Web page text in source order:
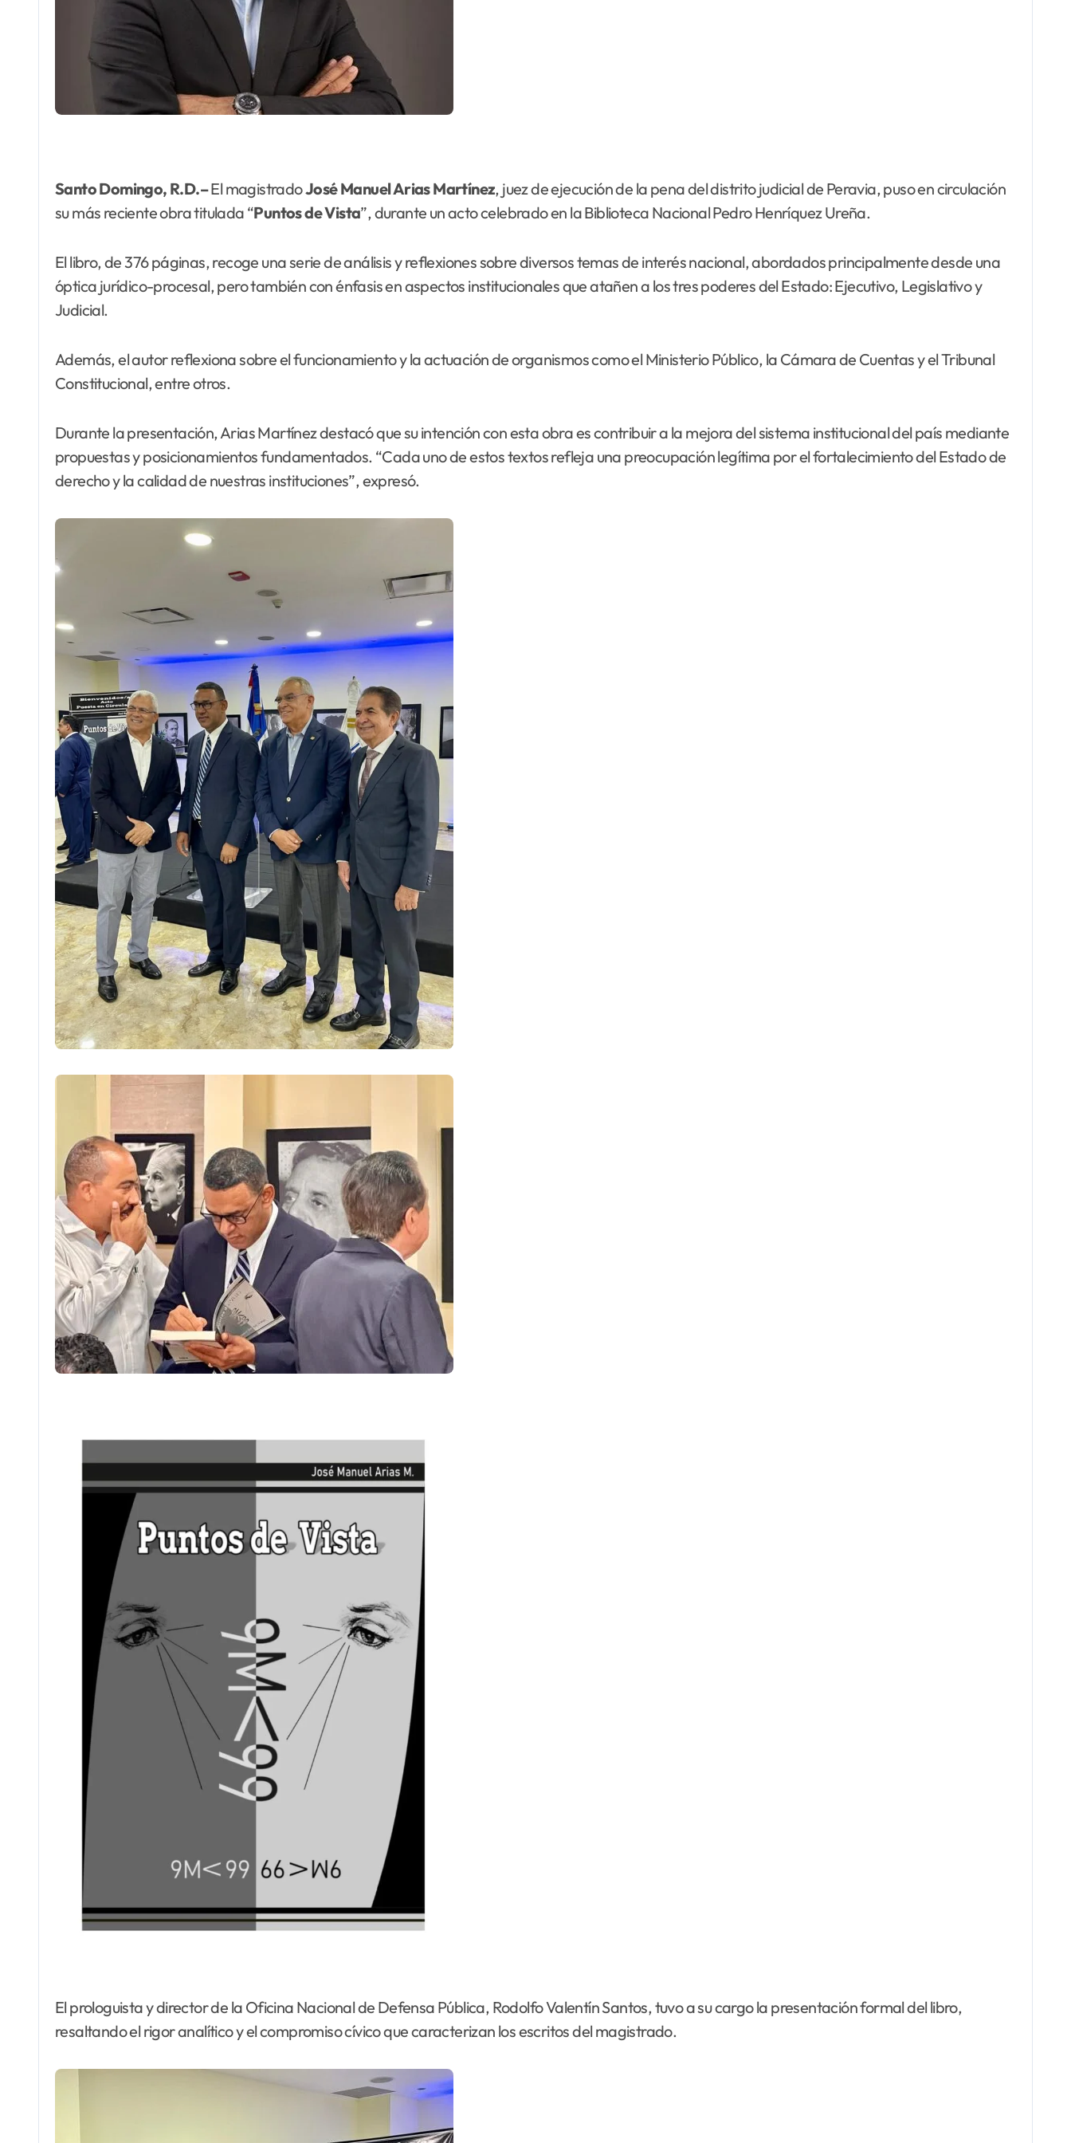
Santo Domingo, R.D.–El magistradoJosé Manuel Arias Martínez, juez de ejecución de la pena del distrito judicial de Peravia, puso en circulación
su más reciente obra titulada “Puntosde Vista”, durante un acto celebrado en la Biblioteca Nacional Pedro Henríquez Ureña.
El libro, de 376 páginas, recoge una serie de análisis y reflexiones sobre diversos temas de interés nacional, abordados principalmente desde una
óptica jurídico-procesal, pero también con énfasis en aspectos institucionales que atañen a los tres poderes del Estado: Ejecutivo, Legislativo y
Judicial.
Además, el autor reflexiona sobre el funcionamiento y la actuación de organismos como el Ministerio Público, la Cámara de Cuentas y el Tribunal
Constitucional, entre otros.
Durante la presentación, Arias Martínez destacó que su intención con esta obra es contribuir a la mejora del sistema institucional del país mediante
propuestas y posicionamientos fundamentados. “Cada uno de estos textos refleja una preocupación legítima por el fortalecimiento del Estado de
derecho y la calidad de nuestras instituciones”, expresó.
El prologuista y director de la Oficina Nacional de Defensa Pública, Rodolfo Valentín Santos, tuvo a su cargo la presentación formal del libro,
resaltando el rigor analítico y el compromiso cívico que caracterizan los escritos del magistrado.